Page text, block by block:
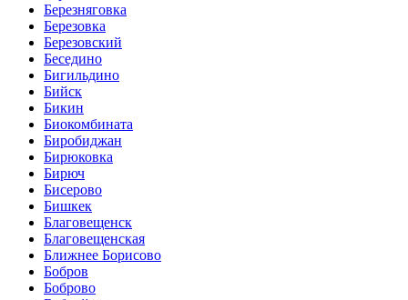
Березняговка
Березовка
Березовский
Беседино
Бигильдино
Бийск
Бикин
Биокомбината
Биробиджан
Бирюковка
Бирюч
Бисерово
Бишкек
Благовещенск
Благовещенская
Ближнее Борисово
Бобров
Боброво